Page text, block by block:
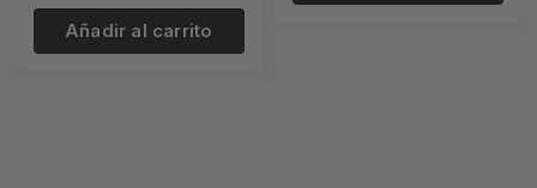
Añadir al carrito